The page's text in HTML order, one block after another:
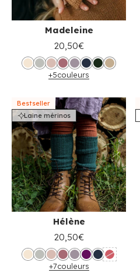
Madeleine
20,50€
+5couleurs
Bestseller
Laine mérinos
Hélène
20,50€
+7couleurs